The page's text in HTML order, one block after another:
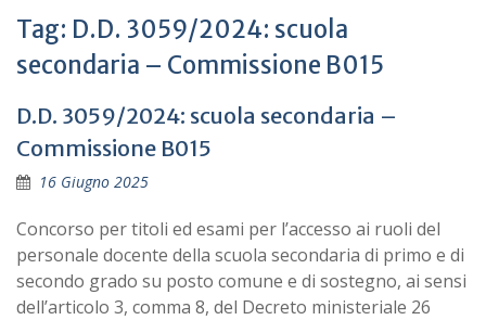
Tag: D.D. 3059/2024: scuola
secondaria – Commissione B015
D.D. 3059/2024: scuola secondaria –
Commissione B015
16 Giugno 2025
Concorso per titoli ed esami per l’accesso ai ruoli del
personale docente della scuola secondaria di primo e di
secondo grado su posto comune e di sostegno, ai sensi
dell’articolo 3, comma 8, del Decreto ministeriale 26